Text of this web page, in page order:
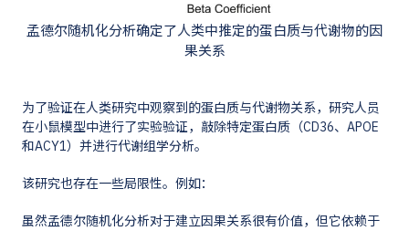
孟德尔随机化分析确定了人类中推定的蛋白质与代谢物的因
果关系
为了验证在人类研究中观察到的蛋白质与代谢物关系，研究人员
在小鼠模型中进行了实验验证，敲除特定蛋白质（CD36、APOE
和ACY1）并进行代谢组学分析。
该研究也存在一些局限性。例如：
虽然孟德尔随机化分析对于建立因果关系很有价值，但它依赖于